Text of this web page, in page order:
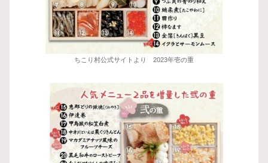
ちこり村公式サイトより 2023年壱の重